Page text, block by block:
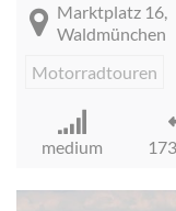
Marktplatz 16,
Waldmünchen
Motorradtouren
medium